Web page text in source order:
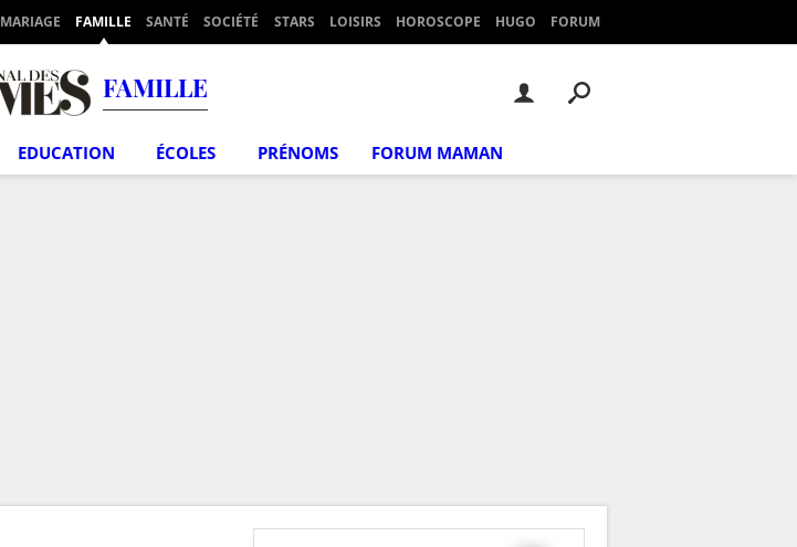
MARIAGE FAMILLE SANTÉ SOCIÉTÉ STARS LOISIRS HOROSCOPE HUGO FORUM
FAMILLE
EDUCATION ÉCOLES PRÉNOMS FORUM MAMAN